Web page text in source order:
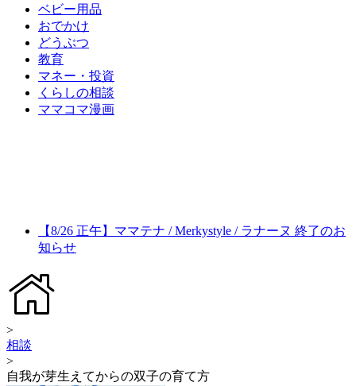
ベビー用品
おでかけ
どうぶつ
教育
マネー・投資
くらしの相談
ママコマ漫画
【8/26 正午】ママテナ / Merkystyle / ラナーヌ 終了のお
知らせ
>
相談
>
自我が芽生えてからの双子の育て方